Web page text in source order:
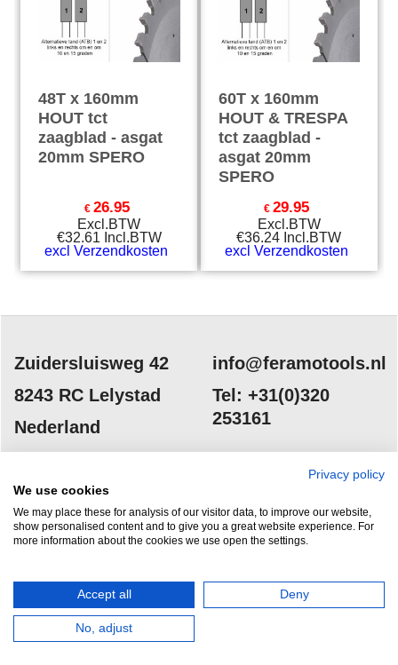
48T x 160mm
HOUT tct
zaagblad - asgat
20mm SPERO
€ 26.95
Excl.BTW
€32.61 Incl.BTW
excl Verzendkosten
60T x 160mm
HOUT & TRESPA
tct zaagblad -
asgat 20mm
SPERO
€ 29.95
Excl.BTW
€36.24 Incl.BTW
excl Verzendkosten
Zuidersluisweg 42
8243 RC Lelystad
Nederland
info@feramotools.nl
Tel: +31(0)320
253161
Webwinkel gemaakt met
Privacy policy
We use cookies
We may place these for analysis of our visitor data, to improve our website,
show personalised content and to give you a great website experience. For
more information about the cookies we use open the settings.
Accept all Deny
No, adjust